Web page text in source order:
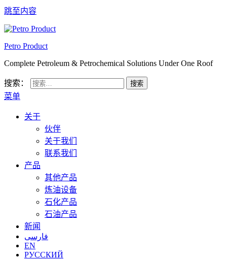
跳至内容
Petro Product
Complete Petroleum & Petrochemical Solutions Under One Roof
搜索：
菜单
关于
伙伴
关于我们
联系我们
产品
其他产品
炼油设备
石化产品
石油产品
新闻
فارسی
EN
РУССКИЙ